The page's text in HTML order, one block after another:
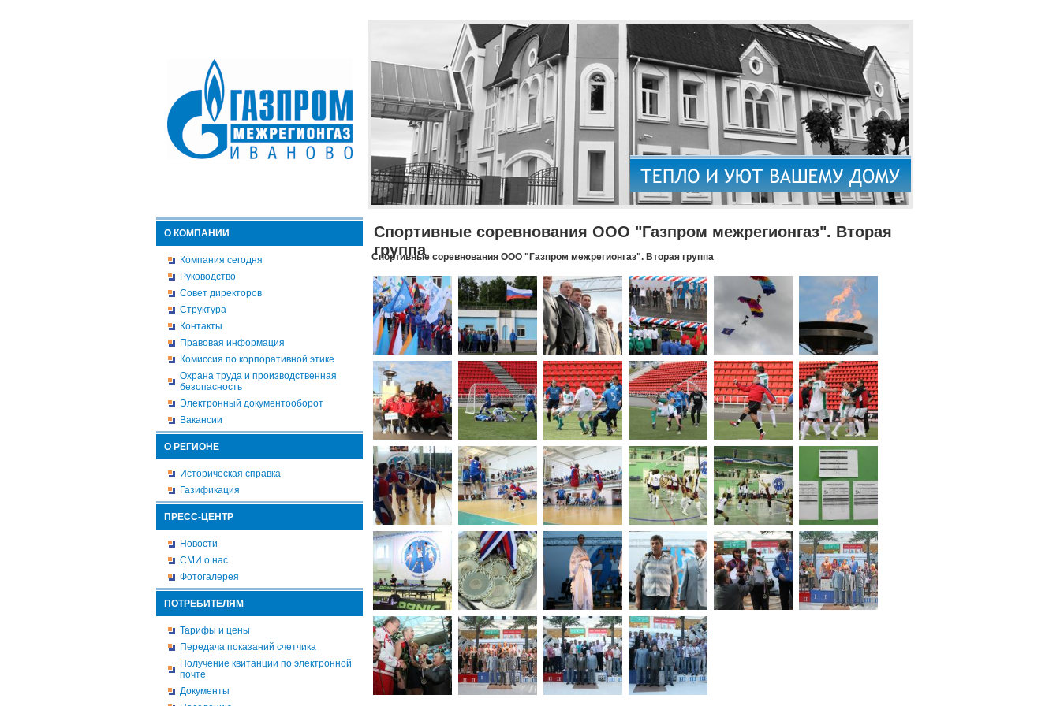
О КОМПАНИИ
Компания сегодня
Руководство
Совет директоров
Структура
Контакты
Правовая информация
Комиссия по корпоративной этике
Охрана труда и производственная
безопасность
Электронный документооборот
Вакансии
О РЕГИОНЕ
Историческая справка
Газификация
ПРЕСС-ЦЕНТР
Новости
СМИ о нас
Фотогалерея
ПОТРЕБИТЕЛЯМ
Тарифы и цены
Передача показаний счетчика
Получение квитанции по электронной
почте
Документы
Спортивные соревнования ООО "Газпром межрегионгаз". Вторая
группа
Спортивные соревнования ООО "Газпром межрегионгаз". Вторая группа